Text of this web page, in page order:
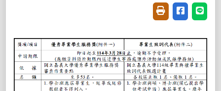
友善列印(開新視
分享至臉書
分享